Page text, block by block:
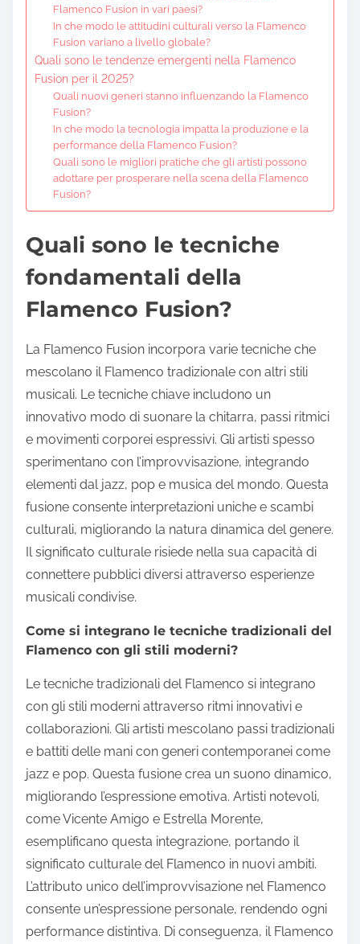
Flamenco Fusion in vari paesi?
In che modo le attitudini culturali verso la Flamenco
Fusion variano a livello globale?
Quali sono le tendenze emergenti nella Flamenco
Fusion per il 2025?
Quali nuovi generi stanno influenzando la Flamenco
Fusion?
In che modo la tecnologia impatta la produzione e la
performance della Flamenco Fusion?
Quali sono le migliori pratiche che gli artisti possono
adottare per prosperare nella scena della Flamenco
Fusion?
Quali sono le tecniche
fondamentali della
Flamenco Fusion?
La Flamenco Fusion incorpora varie tecniche che
mescolano il Flamenco tradizionale con altri stili
musicali. Le tecniche chiave includono un
innovativo modo di suonare la chitarra, passi ritmici
e movimenti corporei espressivi. Gli artisti spesso
sperimentano con l’improvvisazione, integrando
elementi dal jazz, pop e musica del mondo. Questa
fusione consente interpretazioni uniche e scambi
culturali, migliorando la natura dinamica del genere.
Il significato culturale risiede nella sua capacità di
connettere pubblici diversi attraverso esperienze
musicali condivise.
Come si integrano le tecniche tradizionali del
Flamenco con gli stili moderni?
Le tecniche tradizionali del Flamenco si integrano
con gli stili moderni attraverso ritmi innovativi e
collaborazioni. Gli artisti mescolano passi tradizionali
e battiti delle mani con generi contemporanei come
jazz e pop. Questa fusione crea un suono dinamico,
migliorando l’espressione emotiva. Artisti notevoli,
come Vicente Amigo e Estrella Morente,
esemplificano questa integrazione, portando il
significato culturale del Flamenco in nuovi ambiti.
L’attributo unico dell’improvvisazione nel Flamenco
consente un’espressione personale, rendendo ogni
performance distintiva. Di conseguenza, il Flamenco